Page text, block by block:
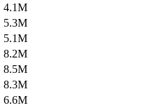
4.1M
5.3M
5.1M
8.2M
8.5M
8.3M
6.6M